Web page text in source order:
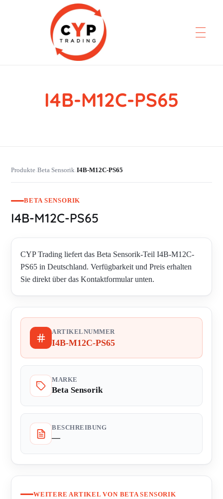
CYP Trading
Professionelle Ersatzteilbeschaffung
I4B-M12C-PS65
Produkte›Beta Sensorik›I4B-M12C-PS65
BETA SENSORIK
I4B-M12C-PS65
CYP Trading liefert das Beta Sensorik-Teil I4B-M12C-
PS65 in Deutschland. Verfügbarkeit und Preis erhalten
Sie direkt über das Kontaktformular unten.
ARTIKELNUMMER
I4B-M12C-PS65
MARKE
Beta Sensorik
BESCHREIBUNG
—
WEITERE ARTIKEL VON BETA SENSORIK